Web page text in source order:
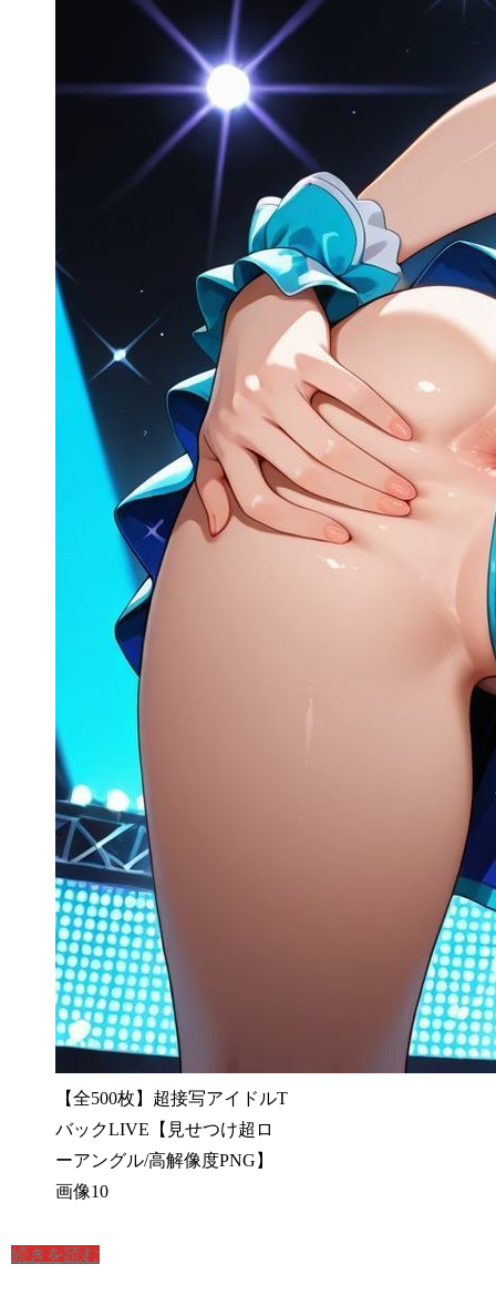
【全500枚】超接写アイドルT
バックLIVE【見せつけ超ロ
ーアングル/高解像度PNG】
画像10
続きを読む